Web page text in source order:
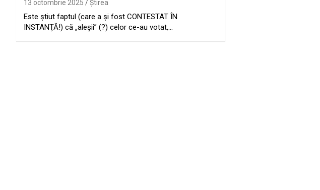
13 octombrie 2025 Ştirea
Este ştiut faptul (care a şi fost CONTESTAT ÎN
INSTANŢĂ!) că „aleşii” (?) celor ce-au votat,…